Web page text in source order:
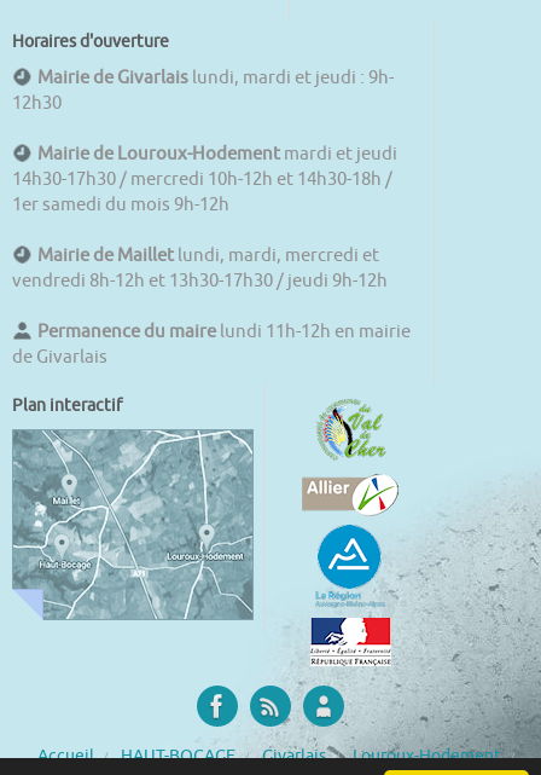
Horaires d'ouverture
Mairie de Givarlais lundi, mardi et jeudi : 9h-
12h30
Mairie de Louroux-Hodement mardi et jeudi
14h30-17h30 / mercredi 10h-12h et 14h30-18h /
1er samedi du mois 9h-12h
Mairie de Maillet lundi, mardi, mercredi et
vendredi 8h-12h et 13h30-17h30 / jeudi 9h-12h
Permanence du maire lundi 11h-12h en mairie
de Givarlais
Plan interactif
Accueil HAUT-BOCAGE Givarlais
Louroux-Hodement